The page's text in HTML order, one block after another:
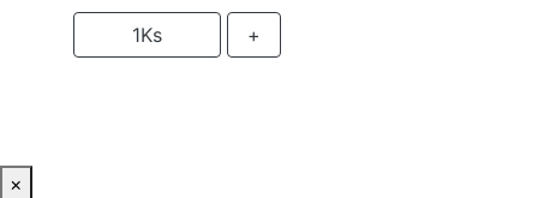
1Ks +
×